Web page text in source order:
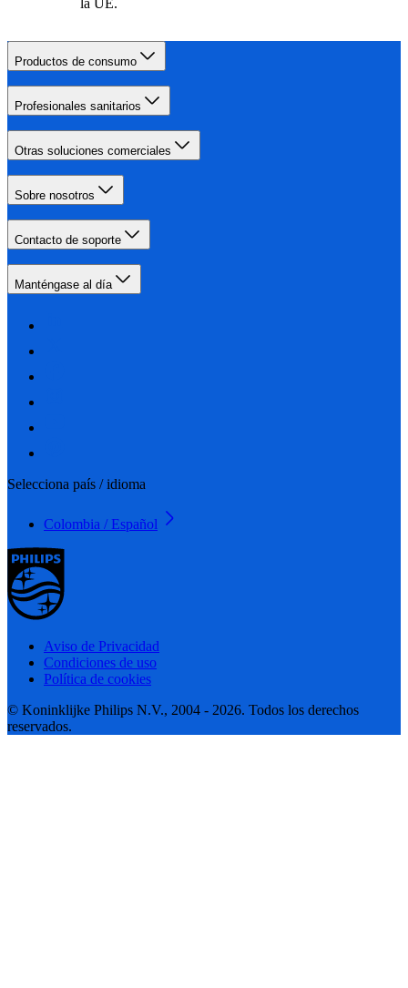
la UE.
Productos de consumo
Profesionales sanitarios
Otras soluciones comerciales
Sobre nosotros
Contacto de soporte
Manténgase al día
Selecciona país / idioma
Colombia / Español
Aviso de Privacidad
Condiciones de uso
Política de cookies
© Koninklijke Philips N.V., 2004 - 2026. Todos los derechos
reservados.